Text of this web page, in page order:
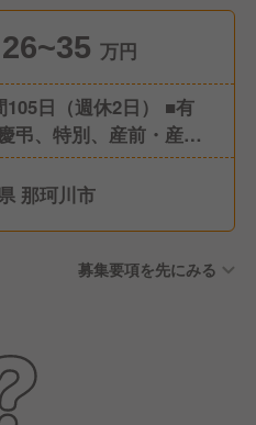
26~35 万円
105日（週休2日） ■有
弔、特別、産前・産
児・介護休暇 ■大晦
旦全店休業、定休日
那珂川市
募集要項を先にみる